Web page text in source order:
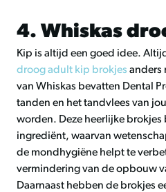
4. Whiskas
Kip is altijd een goed idee.
droog adult kip brokjes anders
van Whiskas bevatten Dental
tanden en het tandvlees van
worden. Deze heerlijke brokjes
ingrediënt, waarvan
de mondhygiëne helpt te
vermindering van de opbouw
Daarnaast hebben de brokjes